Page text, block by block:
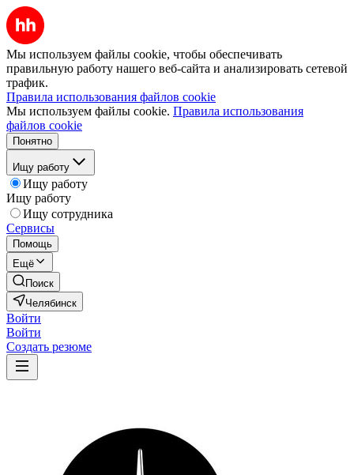
Мы используем файлы cookie, чтобы обеспечивать
правильную работу нашего веб-сайта и анализировать сетевой
трафик.
Правила использования файлов cookie
Мы используем файлы cookie. Правила использования
файлов cookie
Понятно
Ищу работу
Ищу работу
Ищу работу
Ищу сотрудника
Сервисы
Помощь
Ещё
Поиск
Челябинск
Войти
Войти
Создать резюме